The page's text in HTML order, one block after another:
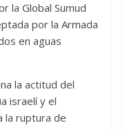
la Global Sumud
por la Armada
en aguas
la actitud del
israelí y el
la ruptura de